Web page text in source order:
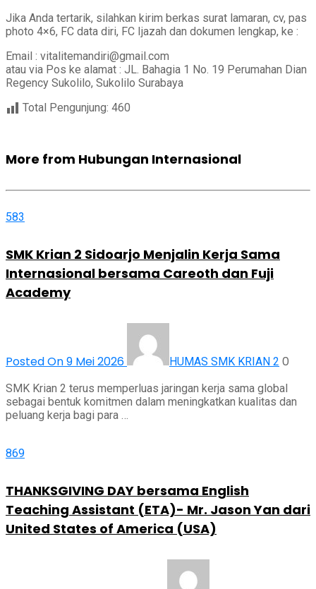
Jika Anda tertarik, silahkan kirim berkas surat lamaran, cv, pas
photo 4×6, FC data diri, FC Ijazah dan dokumen lengkap, ke :
Email : vitalitemandiri@gmail.com
atau via Pos ke alamat : JL. Bahagia 1 No. 19 Perumahan Dian
Regency Sukolilo, Sukolilo Surabaya
Total Pengunjung: 460
More from Hubungan Internasional
583
SMK Krian 2 Sidoarjo Menjalin Kerja Sama
Internasional bersama Careoth dan Fuji
Academy
Posted On 9 Mei 2026 HUMAS SMK KRIAN 2 0
SMK Krian 2 terus memperluas jaringan kerja sama global
sebagai bentuk komitmen dalam meningkatkan kualitas dan
peluang kerja bagi para …
869
THANKSGIVING DAY bersama English
Teaching Assistant (ETA)- Mr. Jason Yan dari
United States of America (USA)